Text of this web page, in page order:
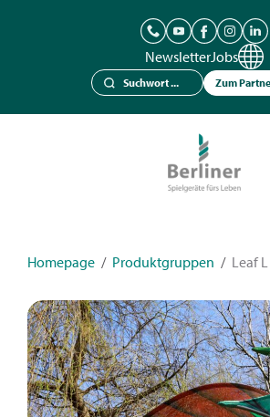
NewsletterJobs
Zum
Kontakt
Homepage / Produktgruppen / Leaf L